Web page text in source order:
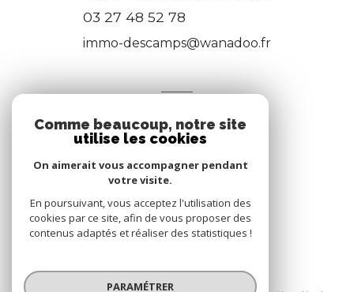
03 27 48 52 78
immo-descamps@wanadoo.fr
Nous suivre
© 2026 | Tous droits réservés
Comme beaucoup, notre site
utilise les cookies
On aimerait vous accompagner pendant
votre visite.
En poursuivant, vous acceptez l'utilisation des
cookies par ce site, afin de vous proposer des
contenus adaptés et réaliser des statistiques !
PARAMÉTRER